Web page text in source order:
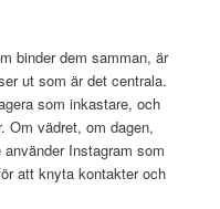
binder dem samman, är
ut som är det centrala.
som inkastare, och
Om vädret, om dagen,
Instagram som
att knyta kontakter och